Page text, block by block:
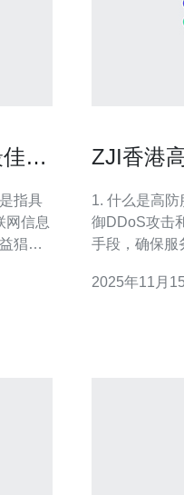
选
网信息
猖
ZJI香港
1. 什么是高防服务器？ 高防服务器
御DDoS攻击
手段，确保服
供应商。 2. ZJI香港高防服务器的特点 ZJI香港高防服务器
2025年11月